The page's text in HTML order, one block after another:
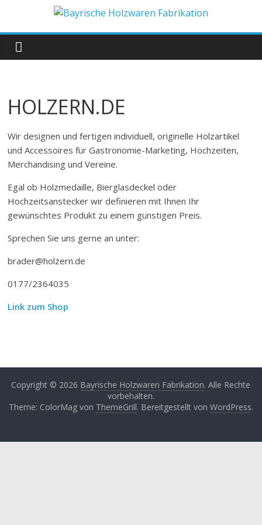
springen
Bayrische
Holzwaren
Fabrikation
HOLZERN.DE
Wir designen und fertigen individuell, originelle Holzartikel
und Accessoires für Gastronomie-Marketing, Hochzeiten,
Merchandising und Vereine.
Egal ob Holzmedaille, Bierglasdeckel oder
Hochzeitsanstecker wir definieren mit Ihnen Ihr
gewünschtes Produkt zu einem günstigen Preis.
Sprechen Sie uns gerne an unter:
brader@holzern.de
0177/2364035
Link zum Shop
Copyright © 2026 Bayrische Holzwaren Fabrikation. Alle Rechte
vorbehalten.
Theme: ColorMag von ThemeGrill. Bereitgestellt von WordPress.